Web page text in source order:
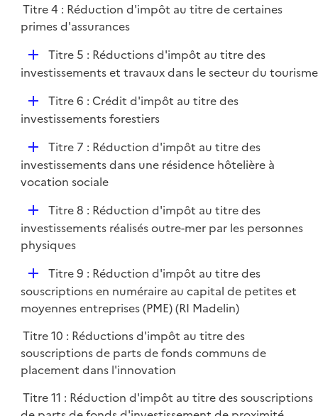
Titre 4 : Réduction d'impôt au titre de certaines
primes d'assurances
D
é
i
Titre 5 : Réductions d'impôt au titre des
investissements et travaux dans le secteur du tourisme
D
é
i
e
Titre 6 : Crédit d'impôt au titre des
investissements forestiers
D
é
p
e
r
Titre 7 : Réduction d'impôt au titre des
investissements dans une résidence hôtelière à
vocation sociale
D
é
p
e
r
Titre 8 : Réduction d'impôt au titre des
investissements réalisés outre-mer par les personnes
physiques
D
é
p
i
e
r
Titre 9 : Réduction d'impôt au titre des
souscriptions en numéraire au capital de petites et
moyennes entreprises (PME) (RI Madelin)
Titre 10 : Réductions d'impôt au titre des
souscriptions de parts de fonds communs de
placement dans l'innovation
Titre 11 : Réduction d'impôt au titre des souscriptions